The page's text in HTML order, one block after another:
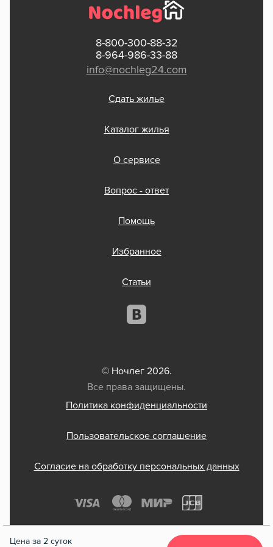
8-800-300-88-32
8-964-986-33-88
info@nochleg24.com
Сдать жилье
Каталог жилья
О сервисе
Вопрос - ответ
Помощь
Избранное
Статьи
© Ночлег 2026.
Все права защищены.
Политика конфиденциальности
Пользовательское соглашение
Согласие на обработку персональных данных